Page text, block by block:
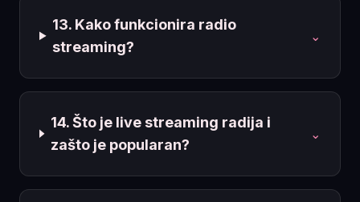
13. Kako funkcionira radio
streaming?
⌄
14. Što je live streaming radija i
zašto je popularan?
⌄